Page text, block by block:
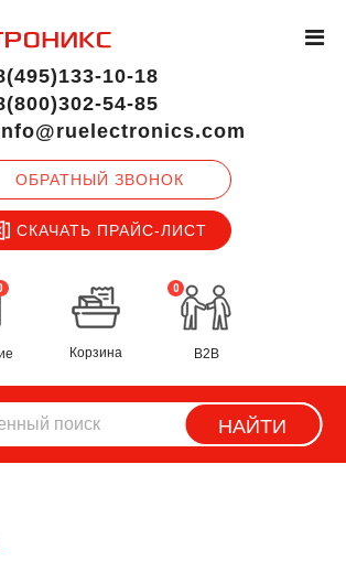
ОБРАТНЫЙ ЗВОНОК
СКАЧАТЬ ПРАЙС-ЛИСТ
10-18
54-85
0
Корзина B2B
НАЙТИ